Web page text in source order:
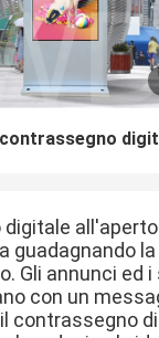
contrassegno
all'aperto
guadagnando
Gli annunci ed i
con un
contrassegno